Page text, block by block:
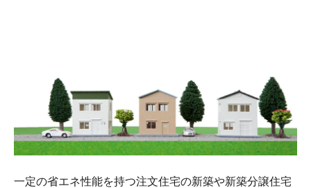
一定の省エネ性能を持つ注文住宅の新築や新築分譲住宅